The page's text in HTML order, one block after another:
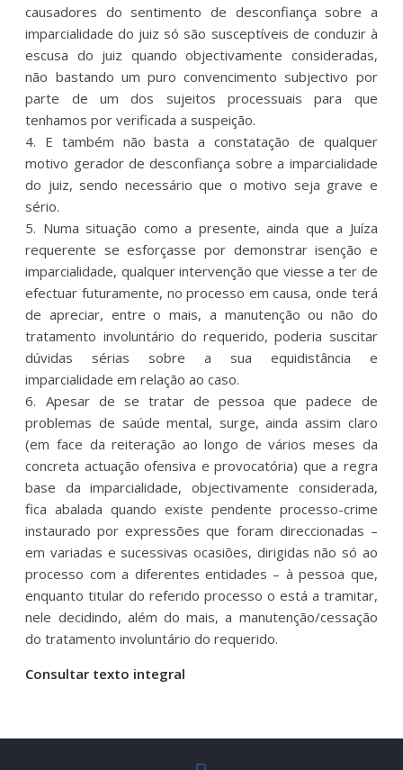
causadores do sentimento de desconfiança sobre a
imparcialidade do juiz só são susceptíveis de conduzir à
escusa do juiz quando objectivamente consideradas,
não bastando um puro convencimento subjectivo por
parte de um dos sujeitos processuais para que
tenhamos por verificada a suspeição.
4. E também não basta a constatação de qualquer
motivo gerador de desconfiança sobre a imparcialidade
do juiz, sendo necessário que o motivo seja grave e
sério.
5. Numa situação como a presente, ainda que a Juíza
requerente se esforçasse por demonstrar isenção e
imparcialidade, qualquer intervenção que viesse a ter de
efectuar futuramente, no processo em causa, onde terá
de apreciar, entre o mais, a manutenção ou não do
tratamento involuntário do requerido, poderia suscitar
dúvidas sérias sobre a sua equidistância e
imparcialidade em relação ao caso.
6. Apesar de se tratar de pessoa que padece de
problemas de saúde mental, surge, ainda assim claro
(em face da reiteração ao longo de vários meses da
concreta actuação ofensiva e provocatória) que a regra
base da imparcialidade, objectivamente considerada,
fica abalada quando existe pendente processo-crime
instaurado por expressões que foram direccionadas –
em variadas e sucessivas ocasiões, dirigidas não só ao
processo com a diferentes entidades – à pessoa que,
enquanto titular do referido processo o está a tramitar,
nele decidindo, além do mais, a manutenção/cessação
do tratamento involuntário do requerido.
Consultar texto integral